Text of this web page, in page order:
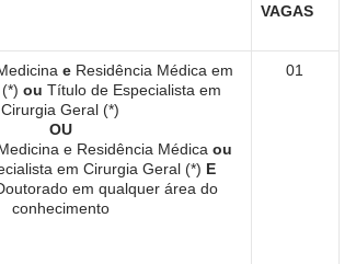
VAGAS
e Residência Médica em
ou Título de Especialista em
Cirurgia Geral (*)
OU
e Residência Médicaou
em Cirurgia Geral (*) E
em qualquer área do
conhecimento
01